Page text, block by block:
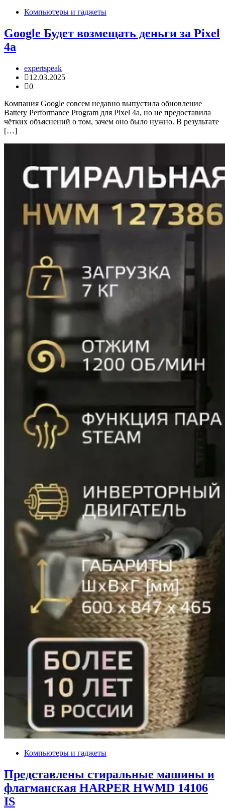
Компьютеры и гаджеты
Google Будет возмещать деньги за Pixel
4a
expertspeak
12.03.2025
0
Компания Google совсем недавно выпустила обновление
Battery Performance Program для Pixel 4a, но не предоставила
чётких объяснений о том, зачем оно было нужно. В результате
[…]
Компьютеры и гаджеты
Представлены стиральные машины и
флагманская HARPER HWMD 14106
IS